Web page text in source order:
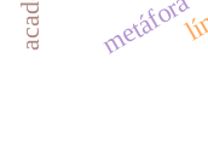
metáfora